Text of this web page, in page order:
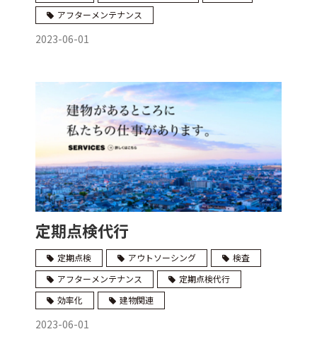
アフターメンテナンス
2023-06-01
定期点検代行
定期点検 アウトソーシング
検査
アフターメンテナンス
定期点検代行
効率化
建物関連
2023-06-01